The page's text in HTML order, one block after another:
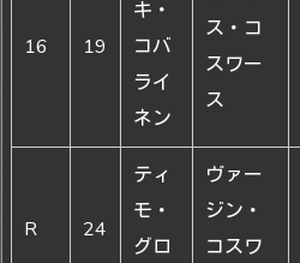
16 19
キ・
コバ
ライ
ネン
ス・コ
スワー
ス
R 24
ティ
モ・
グロ
ヴァー
ジン・
コスワ